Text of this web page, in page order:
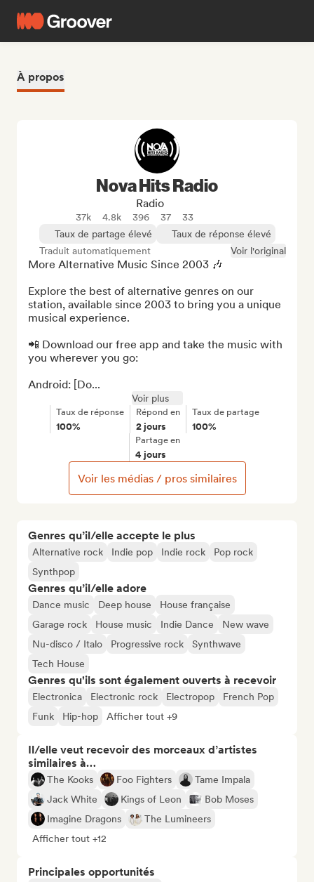
À propos
Genres qu’il/elle accepte le plus
Alternative rock Indie pop Indie rock
Pop rock
Synthpop
Genres qu’il/elle adore
Dance music Deep house
House française
Garage rock
House music Indie Dance
New wave
Nu-disco / Italo
Progressive rock
Synthwave
Tech House
Genres qu'ils sont également ouverts à recevoir
Electronica Electronic rock Electropop
French Pop
Funk
Hip-hop Afficher tout +9
Il/elle veut recevoir des morceaux d’artistes
similaires à…
The Kooks Foo Fighters
Tame Impala
Jack White
Kings of Leon
Bob Moses
Imagine Dragons
The Lumineers
Afficher tout +12
Principales opportunités
Nova Hits Radio
Radio
37k 4.8k 396 37
33
Taux de partage élevé
Taux de réponse élevé
Traduit automatiquement
Voir l'original
More Alternative Music Since 2003 🎶
Explore the best of alternative genres on our
station, available since 2003 to bring you a unique
musical experience.
📲 Download our free app and take the music with
you wherever you go:
Android: [Do...
Voir plus
Taux de réponse
100%
Répond en
2 jours
Taux de partage
100%
Partage en
4 jours
Voir les médias / pros similaires